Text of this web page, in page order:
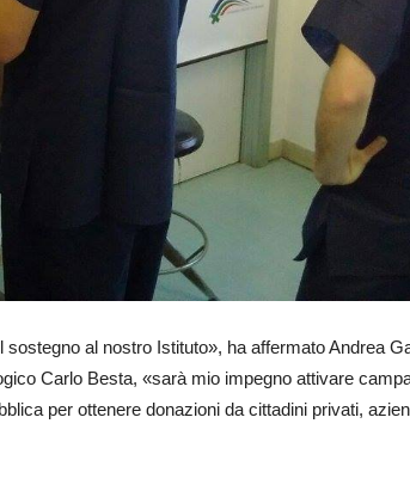
al nostro Istituto», ha affermato Andrea
Carlo Besta, «sarà mio impegno attivare
per ottenere donazioni da cittadini privati,